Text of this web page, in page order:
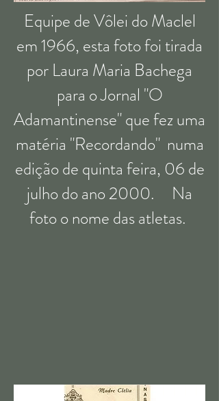
Equipe de Vôlei do Maclel
em 1966, esta foto foi tirada
por Laura Maria Bachega
para o Jornal "O
Adamantinense" que fez uma
matéria "Recordando" numa
edição de quinta feira, 06 de
julho do ano 2000. Na
foto o nome das atletas.